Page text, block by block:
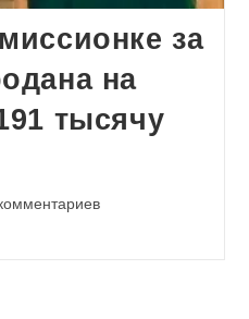
за
на
тысячу